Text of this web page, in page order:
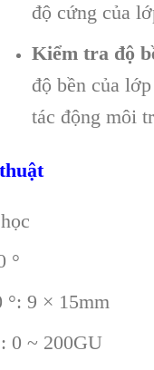
độ cứng của
Kiểm tra độ
độ bền của
tác động môi
°
°: 9 × 15mm
0 ~ 200GU